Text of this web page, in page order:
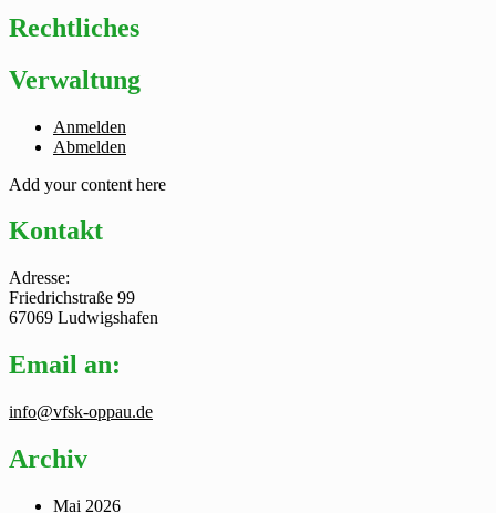
Rechtliches
Verwaltung
Anmelden
Abmelden
Add your content here
Kontakt
Adresse:
Friedrichstraße 99
67069 Ludwigshafen
Email an:
info@vfsk-oppau.de
Archiv
Mai 2026